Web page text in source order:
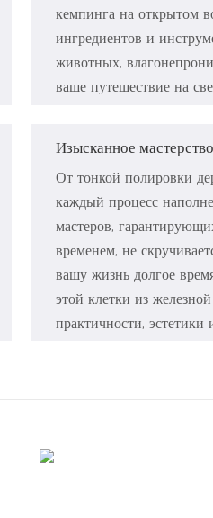
кемпинга на открытом
ингредиентов и
животных,
ваше путешествие на
Изысканное
От тонкой полировки
каждый процесс
мастеров,
временем, не
вашу жизнь долгое
этой клетки из
практичности, эстетики